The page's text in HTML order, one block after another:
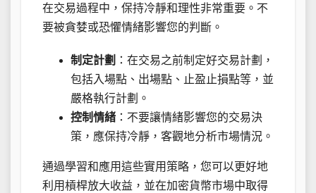
在交易過程中，保持冷靜和理性非常重要。不
要被貪婪或恐懼情緒影響您的判斷。
制定計劃 ：在交易之前制定好交易計劃，
包括入場點、出場點、止盈止損點等，並
嚴格執行計劃。
控制情緒 ：不要讓情緒影響您的交易決
策，應保持冷靜，客觀地分析市場情況。
通過學習和應用這些實用策略，您可以更好地
利用槓桿放大收益，並在加密貨幣市場中取得